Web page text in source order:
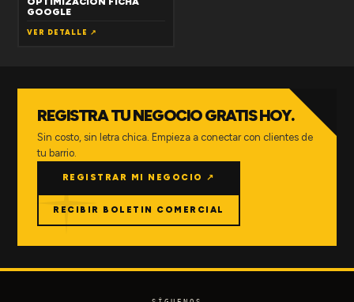
GOOGLE
VER DETALLE ↗
REGISTRA TU NEGOCIO GRATIS HOY.
Sin costo, sin letra chica. Empieza a conectar con clientes de
tu barrio.
REGISTRAR MI NEGOCIO ↗
RECIBIR BOLETIN COMERCIAL